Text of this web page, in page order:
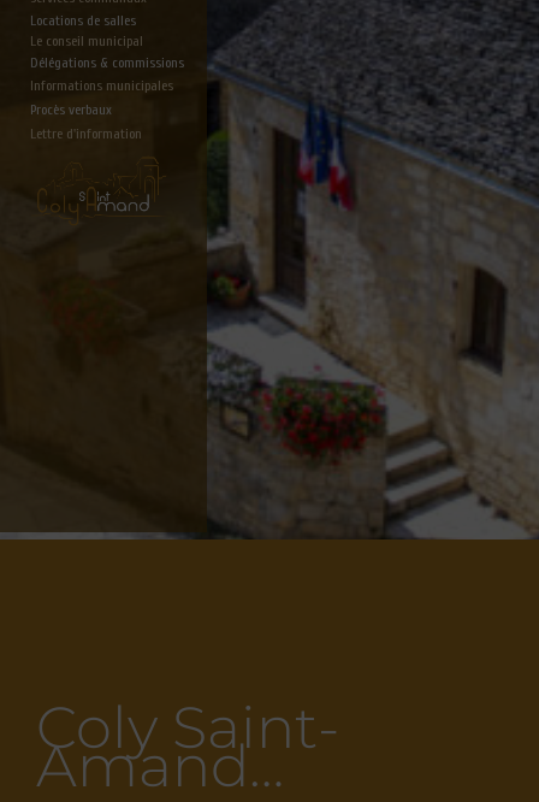
Locations de salles
Le conseil municipal
Délégations & commissions
Informations municipales
Lettre d'information
Procès verbaux
Coly Saint-
Amand…